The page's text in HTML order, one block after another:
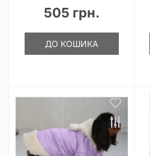
505 грн.
ДО КОШИКА